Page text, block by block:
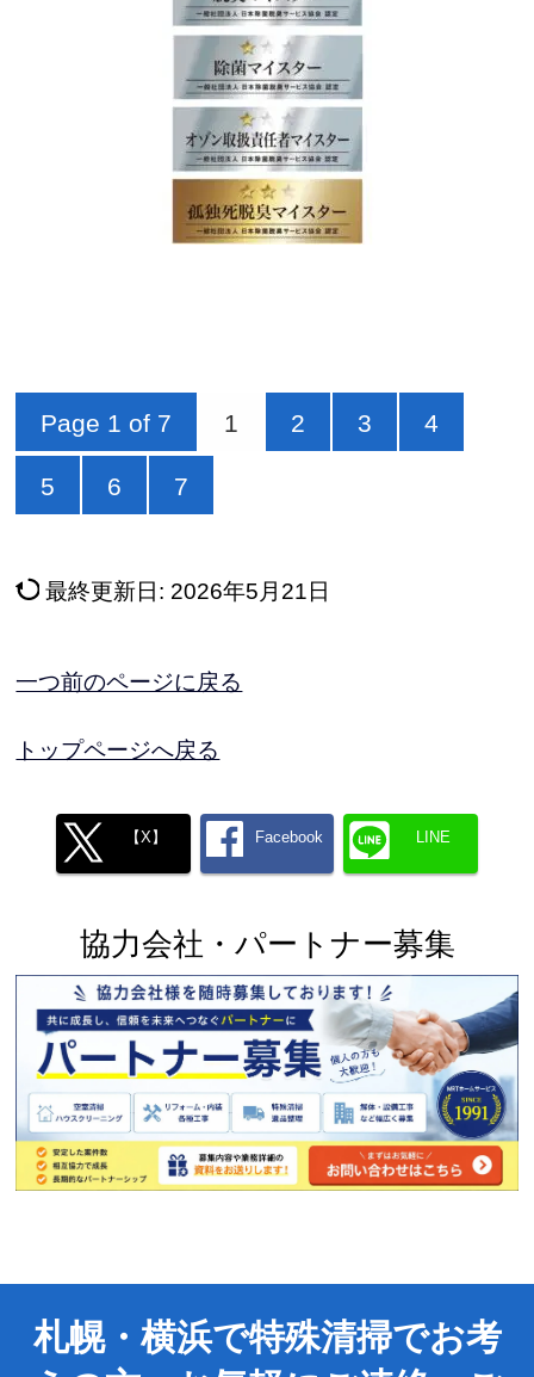
Page 1 of 7 1 2 3 4
5 6 7
最終更新日: 2026年5月21日
一つ前のページに戻る
トップページへ戻る
【X】 Facebook LINE
協力会社・パートナー募集
札幌・横浜で特殊清掃でお考